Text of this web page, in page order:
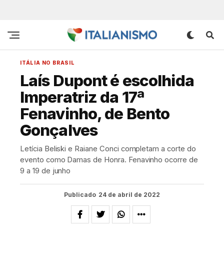
ITÁLIA NO BRASIL
Laís Dupont é escolhida
Imperatriz da 17ª
Fenavinho, de Bento
Gonçalves
Letícia Beliski e Raiane Conci completam a corte do
evento como Damas de Honra. Fenavinho ocorre de
9 a 19 de junho
Publicado 24 de abril de 2022